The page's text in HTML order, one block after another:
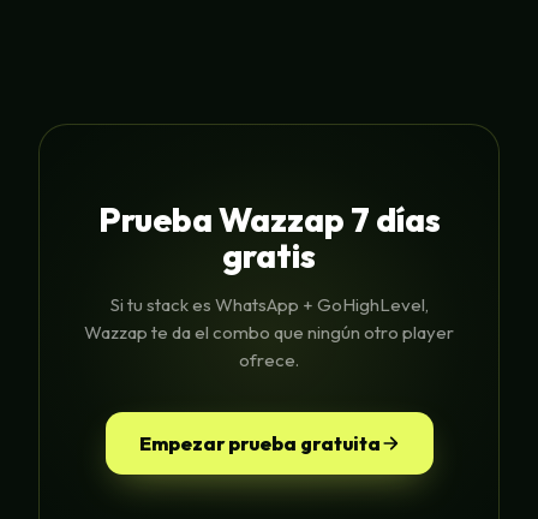
Prueba Wazzap 7 días
gratis
Si tu stack es WhatsApp + GoHighLevel,
Wazzap te da el combo que ningún otro player
ofrece.
Empezar prueba gratuita